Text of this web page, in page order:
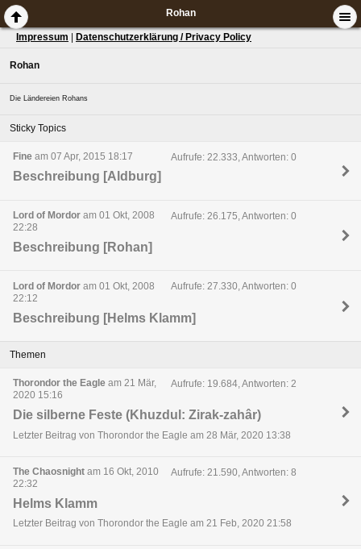
Rohan
Impressum Datenschutzerklärung / Privacy Policy
Rohan
Die Ländereien Rohans
Sticky Topics
Fine am 07 Apr, 2015 18:17 Aufrufe: 22.333, Antworten: 0
Beschreibung [Aldburg]
Lord of Mordor am 01 Okt, 2008
22:28
Aufrufe: 26.175, Antworten: 0
Beschreibung [Rohan]
Lord of Mordor am 01 Okt, 2008
22:12
Aufrufe: 27.330, Antworten: 0
Beschreibung [Helms Klamm]
Themen
Thorondor the Eagle am 21 Mär,
2020 15:16
Aufrufe: 19.684, Antworten: 2
Die silberne Feste (Khuzdul: Zirak-zahâr)
Letzter Beitrag von Thorondor the Eagle am 28 Mär, 2020 13:38
The Chaosnight am 16 Okt, 2010
22:32
Aufrufe: 21.590, Antworten: 8
Helms Klamm
Letzter Beitrag von Thorondor the Eagle am 21 Feb, 2020 21:58